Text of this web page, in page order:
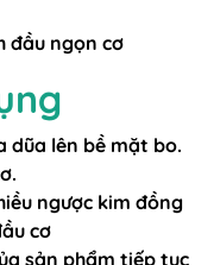
đầu ngọn cơ
dũa lên bề mặt bo.
ngược kim đồng
cơ
sản phẩm tiếp tục